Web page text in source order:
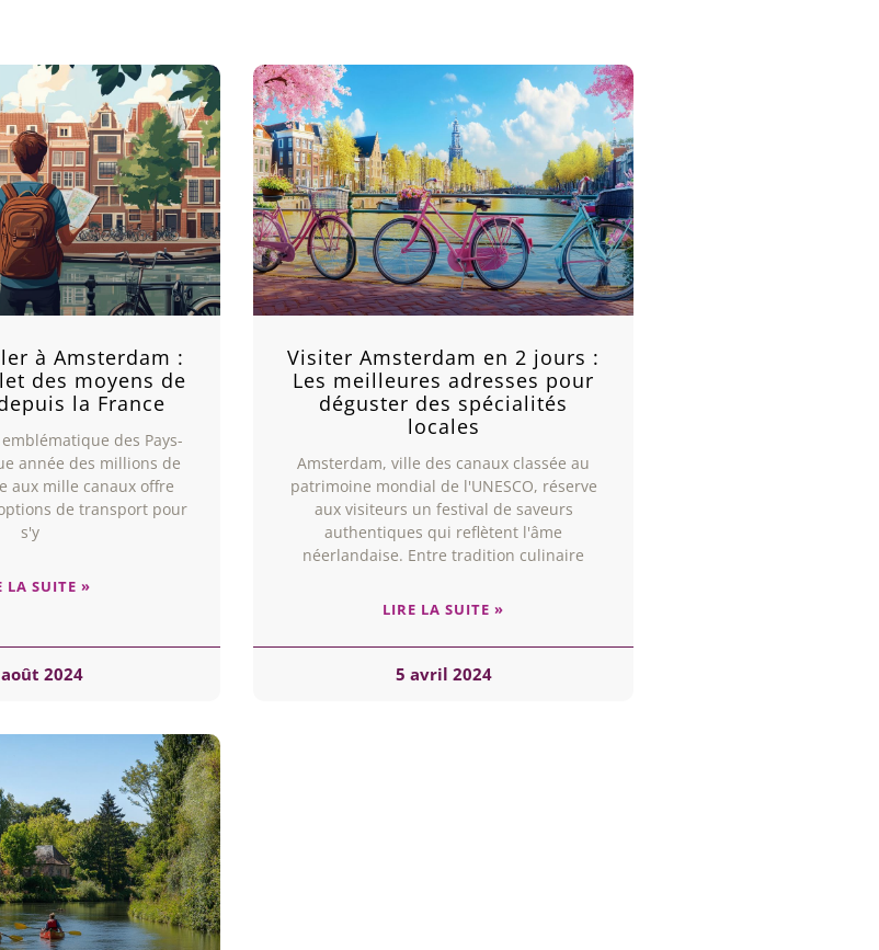
à Amsterdam :
des moyens de
la France
des Pays-
année des millions de
aux mille canaux offre
de transport pour
s'y
LA SUITE »
2024
Visiter Amsterdam en 2 jours :
Les meilleures adresses pour
déguster des spécialités
locales
Amsterdam, ville des canaux classée au
patrimoine mondial de l'UNESCO, réserve
aux visiteurs un festival de saveurs
authentiques qui reflètent l'âme
néerlandaise. Entre tradition culinaire
LIRE LA SUITE »
5 avril 2024